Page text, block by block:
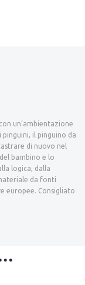
un’ambientazione
il pinguino da
di nuovo nel
bambino e lo
logica, dalla
da fonti
europee. Consigliato